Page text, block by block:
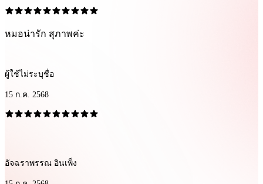
หมอน่ารัก สุภาพค่ะ
ผู้ใช้ไม่ระบุชื่อ
15 ก.ค. 2568
อัจฉราพรรณ อินเพ็ง